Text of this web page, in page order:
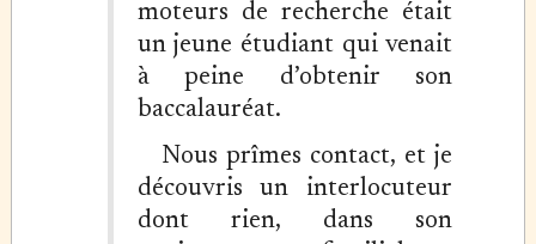
moteurs de recherche était
un jeune étudiant qui venait
à peine d’obtenir son
baccalauréat.
Nous prîmes contact, et je
découvris un interlocuteur
dont rien, dans son